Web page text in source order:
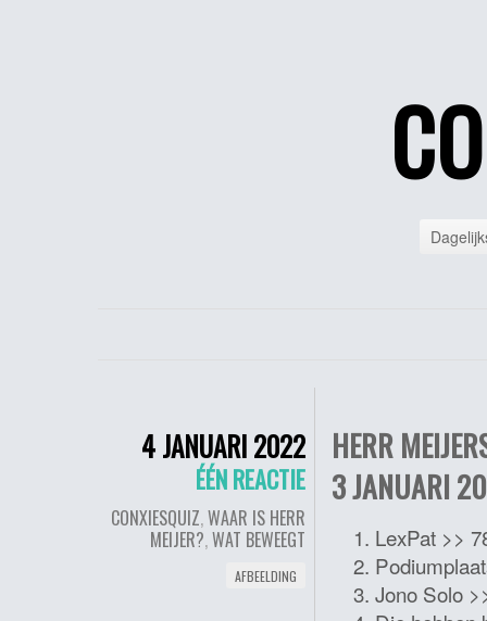
4 JANUARI 2022
ÉÉN REACTIE
CONXIESQUIZ,WAAR IS HERR
MEIJER?,WAT BEWEEGT
AFBEELDING
HERR
3 JANUARI
LexPat >>
Jono Solo